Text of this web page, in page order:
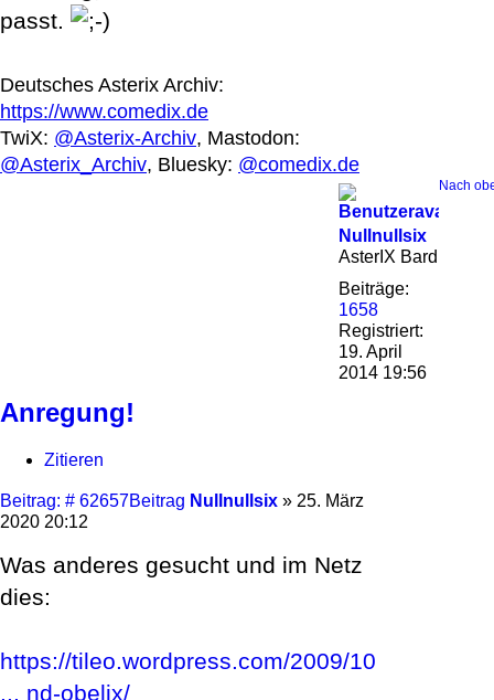
passt.
Deutsches Asterix Archiv:
https://www.comedix.de
TwiX: @Asterix-Archiv, Mastodon:
@Asterix_Archiv, Bluesky: @comedix.de
Nach
Nullnullsix
AsterIX Bard
Beiträge:
1658
Registriert:
19. April
2014 19:56
Anregung!
Zitieren
Beitrag: # 62657Beitrag Nullnullsix » 25. März
2020 20:12
Was anderes gesucht und im Netz
dies:
https://tileo.wordpress.com/2009/10/29/
... nd-obelix/